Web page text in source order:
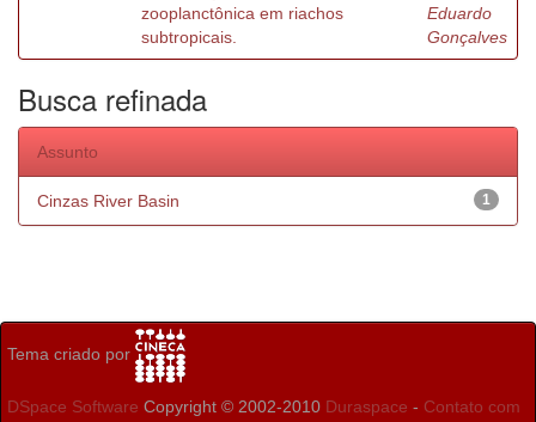
zooplanctônica em riachos
subtropicais.
Eduardo
Gonçalves
Busca refinada
Assunto
1
Cinzas River Basin
Tema criado por
DSpace Software Copyright © 2002-2010 Duraspace - Contato com